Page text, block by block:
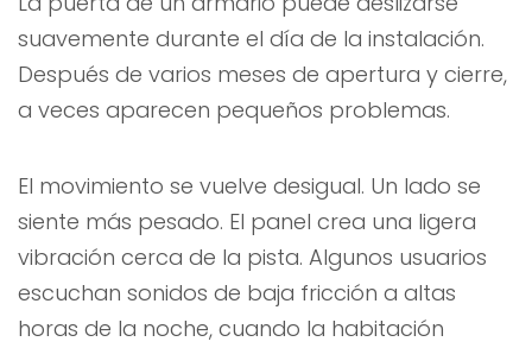
suavemente durante el día de la instalación.
Después de varios meses de apertura y cierre,
a veces aparecen pequeños problemas.
El movimiento se vuelve desigual. Un lado se
siente más pesado. El panel crea una ligera
vibración cerca de la pista. Algunos usuarios
escuchan sonidos de baja fricción a altas
horas de la noche, cuando la habitación